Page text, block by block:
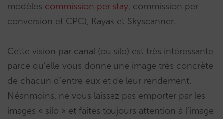
modèles commission per stay, commission per
conversion et CPC), Kayak et Skyscanner.
Cette vision par canal (ou silo) est très intéressante
parce qu’elle vous donne une image très concrète
de chacun d’entre eux et de leur rendement.
Néanmoins, ne vous laissez pas emporter par les
images « silo » et faites toujours attention à l’image